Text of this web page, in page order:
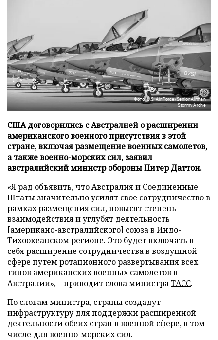
Фото: U.S. Air Force/Senior Airman
Stormy Arche
США договорились с Австралией о расширении
американского военного присутствия в этой
стране, включая размещение военных самолетов,
а также военно-морских сил, заявил
австралийский министр обороны Питер Даттон.
«Я рад объявить, что Австралия и Соединенные
Штаты значительно усилят свое сотрудничество в
рамках размещения сил, повысят степень
взаимодействия и углубят деятельность
[американо-австралийского] союза в Индо-
Тихоокеанском регионе. Это будет включать в
себя расширение сотрудничества в воздушной
сфере путем ротационного развертывания всех
типов американских военных самолетов в
Австралии», – приводит слова министраТАСС.
По словам министра, страны создадут
инфраструктуру для поддержки расширенной
деятельности обеих стран в военной сфере, в том
числе для военно-морских сил.